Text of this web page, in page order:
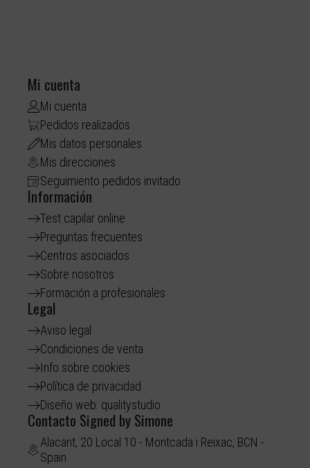
Mi cuenta
Mi cuenta
Pedidos realizados
Mis datos personales
Mis direcciones
Seguimiento pedidos invitado
Información
Test capilar online
Preguntas frecuentes
Centros asociados
Sobre nosotros
Formación a profesionales
Legal
Aviso legal
Condiciones de venta
Info sobre cookies
Política de privacidad
Diseño web: qualitystudio
Contacto Signed by Simone
Alacant, 20 Local 10 - Montcada i Reixac, BCN -
Spain